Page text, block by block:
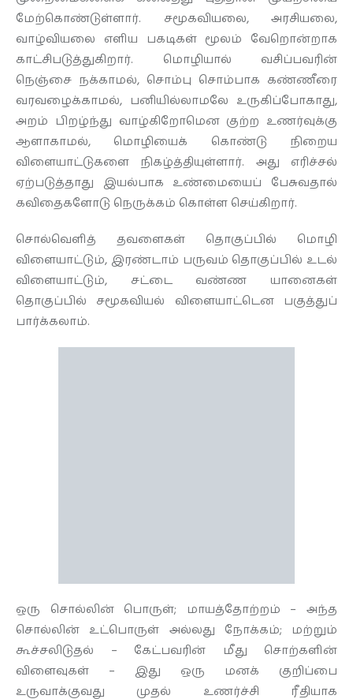
மேற்கொண்டுள்ளார். சமூகவியலை, அரசியலை,
வாழ்வியலை எளிய பகடிகள் மூலம் வேறொன்றாக
காட்சிபடுத்துகிறார். மொழியால் வசிப்பவரின்
நெஞ்சை நக்காமல், சொம்பு சொம்பாக கண்ணீரை
வரவழைக்காமல், பனியில்லாமலே உருகிப்போகாது,
அறம் பிறழ்ந்து வாழ்கிறோமென குற்ற உணர்வுக்கு
ஆளாகாமல், மொழியைக் கொண்டு நிறைய
விளையாட்டுகளை நிகழ்த்தியுள்ளார். அது எரிச்சல்
ஏற்படுத்தாது இயல்பாக உண்மையைப் பேசுவதால்
கவிதைகளோடு நெருக்கம் கொள்ள செய்கிறார்.
சொல்வெளித் தவளைகள் தொகுப்பில் மொழி
விளையாட்டும், இரண்டாம் பருவம் தொகுப்பில் உடல்
விளையாட்டும், சட்டை வண்ண யானைகள்
தொகுப்பில் சமூகவியல் விளையாட்டென பகுத்துப்
பார்க்கலாம்.
ஒரு சொல்லின் பொருள்; மாயத்தோற்றம் – அந்த
சொல்லின் உட்பொருள் அல்லது நோக்கம்; மற்றும்
கூச்சலிடுதல் – கேட்பவரின் மீது சொற்களின்
விளைவுகள் – இது ஒரு மனக் குறிப்பை
உருவாக்குவது முதல் உணர்ச்சி ரீதியாக